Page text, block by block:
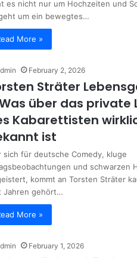
es nicht nur um Hochzeiten und
um ein bewegtes…
More »
February 2, 2026
Sträter
über das private
Kabarettisten
ist
sich für deutsche Comedy, kluge
und schwarzen
kommt an Torsten Sträter
Jahren gehört…
More »
February 1, 2026